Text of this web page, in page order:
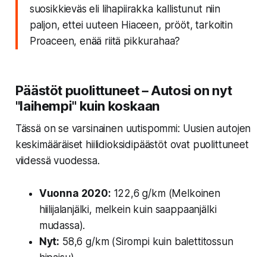
suosikkieväs eli lihapiirakka kallistunut niin
paljon, ettei uuteen Hiaceen, prööt, tarkoitin
Proaceen, enää riitä pikkurahaa?
Päästöt puolittuneet – Autosi on nyt
"laihempi" kuin koskaan
Tässä on se varsinainen uutispommi: Uusien autojen
keskimääräiset hiilidioksidipäästöt ovat puolittuneet
viidessä vuodessa.
Vuonna 2020: 122,6 g/km (Melkoinen
hiilijalanjälki, melkein kuin saappaanjälki
mudassa).
Nyt: 58,6 g/km (Sirompi kuin balettitossun